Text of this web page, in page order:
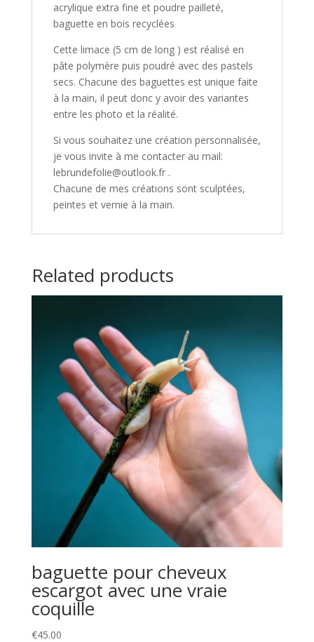
acrylique extra fine et poudre pailleté,
baguette en bois recyclées
Cette limace (5 cm de long ) est réalisé en
pâte polymère puis poudré avec des pastels
secs. Chacune des baguettes est unique faite
à la main, il peut donc y avoir des variantes
entre les photo et la réalité.
Si vous souhaitez une création personnalisée,
je vous invite à me contacter au mail:
lebrundefolie@outlook.fr .
Chacune de mes créations sont sculptées,
peintes et vernie à la main.
Related products
baguette pour cheveux
escargot avec une vraie
coquille
€45.00